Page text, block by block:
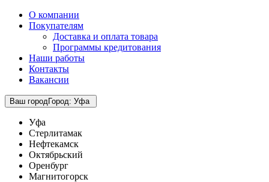
О компании
Покупателям
Доставка и оплата товара
Программы кредитования
Наши работы
Контакты
Вакансии
Ваш городГород: Уфа
Уфа
Стерлитамак
Нефтекамск
Октябрьский
Оренбург
Магнитогорск